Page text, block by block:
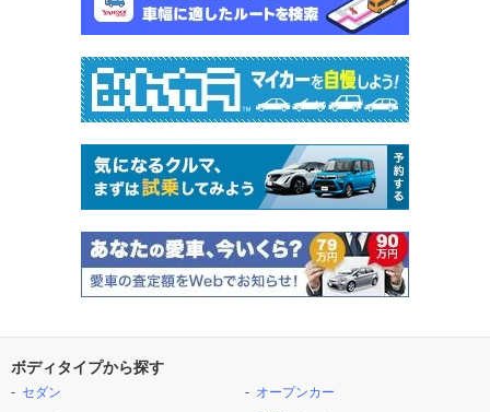
ボディタイプから探す
セダン
オープンカー